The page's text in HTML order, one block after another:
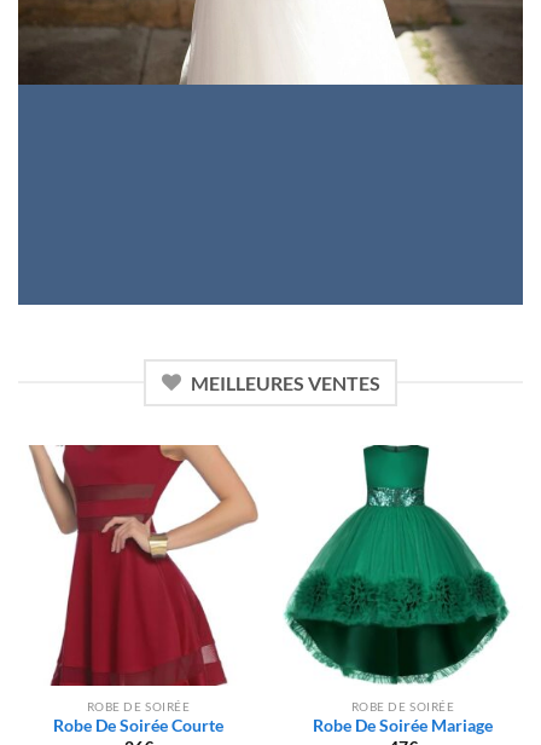
MEILLEURES VENTES
ROBE DE SOIRÉE
Robe De Soirée Courte
ROBE DE SOIRÉE
Robe De Soirée Mariage